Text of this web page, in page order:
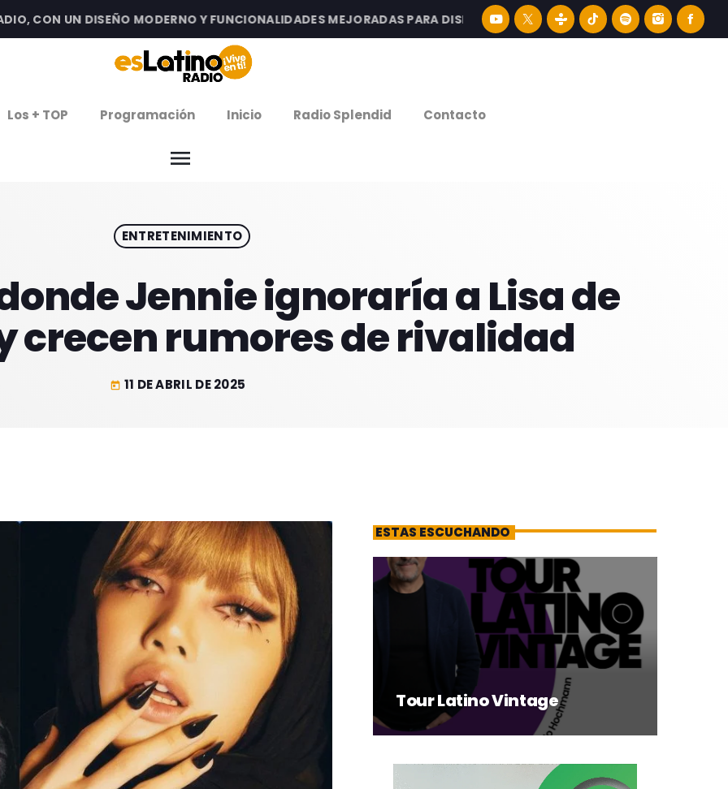
CON UN DISEÑO MODERNO Y FUNCIONALIDADES MEJORADAS PARA DISFRUTAR LA MEJOR MÚSICA LATINA Y
Los + TOP Programación Inicio Radio Splendid Contacto
menu
DE ESTRENOSENTRETENIMIENTO
Jennie ignoraría a Lisa de
crecen rumores de rivalidad
today 11 DE ABRIL DE 2025
ESTAS ESCUCHANDO
Tour Latino Vintage